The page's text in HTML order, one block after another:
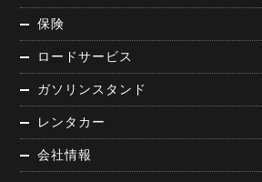
保険
ロードサービス
ガソリンスタンド
レンタカー
会社情報